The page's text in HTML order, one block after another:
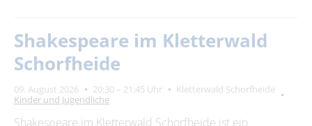
Shakespeare im Kletterwald
Schorfheide
09. August 2026 20:30 – 21:45 Uhr
Kletterwald Schorfheide
Kinder und Jugendliche
Shakespeare im Kletterwald Schorfheide ist ein